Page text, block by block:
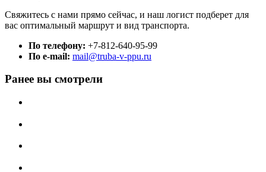
Свяжитесь с нами прямо сейчас, и наш логист подберет для
вас оптимальный маршрут и вид транспорта.
По телефону: +7-812-640-95-99
По e-mail: mail@truba-v-ppu.ru
Ранее вы смотрели